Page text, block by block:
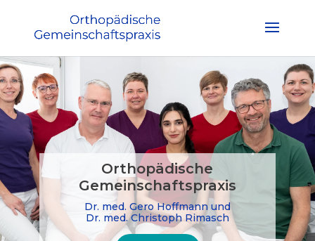
Orthopädische
Gemeinschaftspraxis
Dr. med. Gero Hoffmann und
Dr. med. Christoph Rimasch